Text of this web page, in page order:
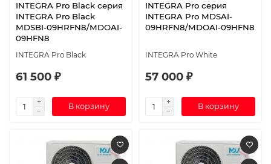
INTEGRA Pro Black серия
INTEGRA Pro Black
MDSBI-09HRFN8/MDOAI-
09HFN8
INTEGRA Pro Black
61 500 ₽
В корзину
INTEGRA Pro серия
INTEGRA Pro MDSAI-
09HRFN8/MDOAI-09HFN8
INTEGRA Pro White
57 000 ₽
В корзину